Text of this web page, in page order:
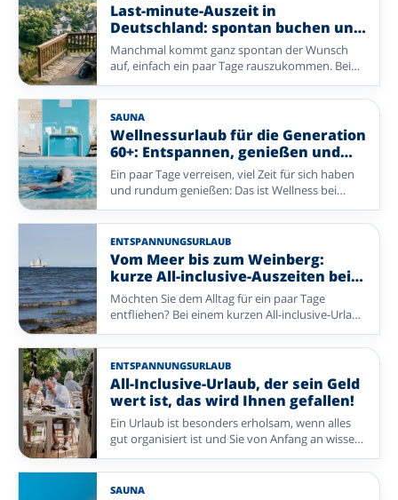
Last-minute-Auszeit in
Deutschland: spontan buchen und
entspannen
Manchmal kommt ganz spontan der Wunsch
auf, einfach ein paar Tage rauszukommen. Bei
Enjoyhotels buchen Sie unkompliziert eine
erholsame Auszeit in Deutschland – mit einem
komfortablen Aufenthalt, geselliger Atmosphäre
und vielem, das bereits für Sie organisiert ist.
Entdecken Sie reizvolle Reiseziele und freuen Sie
sich schon bald auf einen entspannten Urlaub.
SAUNA
Wellnessurlaub für die Generation
60+: Entspannen, genießen und
neue Energie tanken
Ein paar Tage verreisen, viel Zeit für sich haben
und rundum genießen: Das ist Wellness bei
Enjoyhotels. Entspannen Sie in der Sauna oder
im Schwimmbad, freuen Sie sich auf gutes Essen
und unternehmen Sie einen Spaziergang oder
Ausflug in die Umgebung. Bei diesen Enjoyhotels
stehen Ruhe, Komfort und Genuss im
Mittelpunkt – ohne dass Sie selbst viel
organisieren müssen. Ob Sie zu zweit verreisen
oder sich allein ein paar erholsame Tage gönnen
möchten: Lassen Sie den Alltag hinter sich und
kehren Sie gut erholt nach Hause zurück.
ENTSPANNUNGSURLAUB
Vom Meer bis zum Weinberg:
kurze All-inclusive-Auszeiten bei
Enjoyhotels
Möchten Sie dem Alltag für ein paar Tage
entfliehen? Bei einem kurzen All-inclusive-Urlaub
mit Enjoyhotels genießen Sie in wenigen Tagen
alles, was eine Auszeit besonders macht. Von
frischer Seeluft auf den Watteninseln bis zu
reizvollen Landschaften und charmanten Orten
in Deutschland und Belgien ist Ihr Aufenthalt
rundum organisiert – Sie müssen nur noch
genießen.
ENTSPANNUNGSURLAUB
All-Inclusive-Urlaub, der sein Geld
wert ist, das wird Ihnen gefallen!
Ein Urlaub ist besonders erholsam, wenn alles
gut organisiert ist und Sie von Anfang an wissen,
was Sie erwartet. Bei Enjoyhotels genießen Sie
einen rundum betreuten All-inclusive-
Aufenthalt, bei dem Komfort, Geselligkeit und
SAUNA